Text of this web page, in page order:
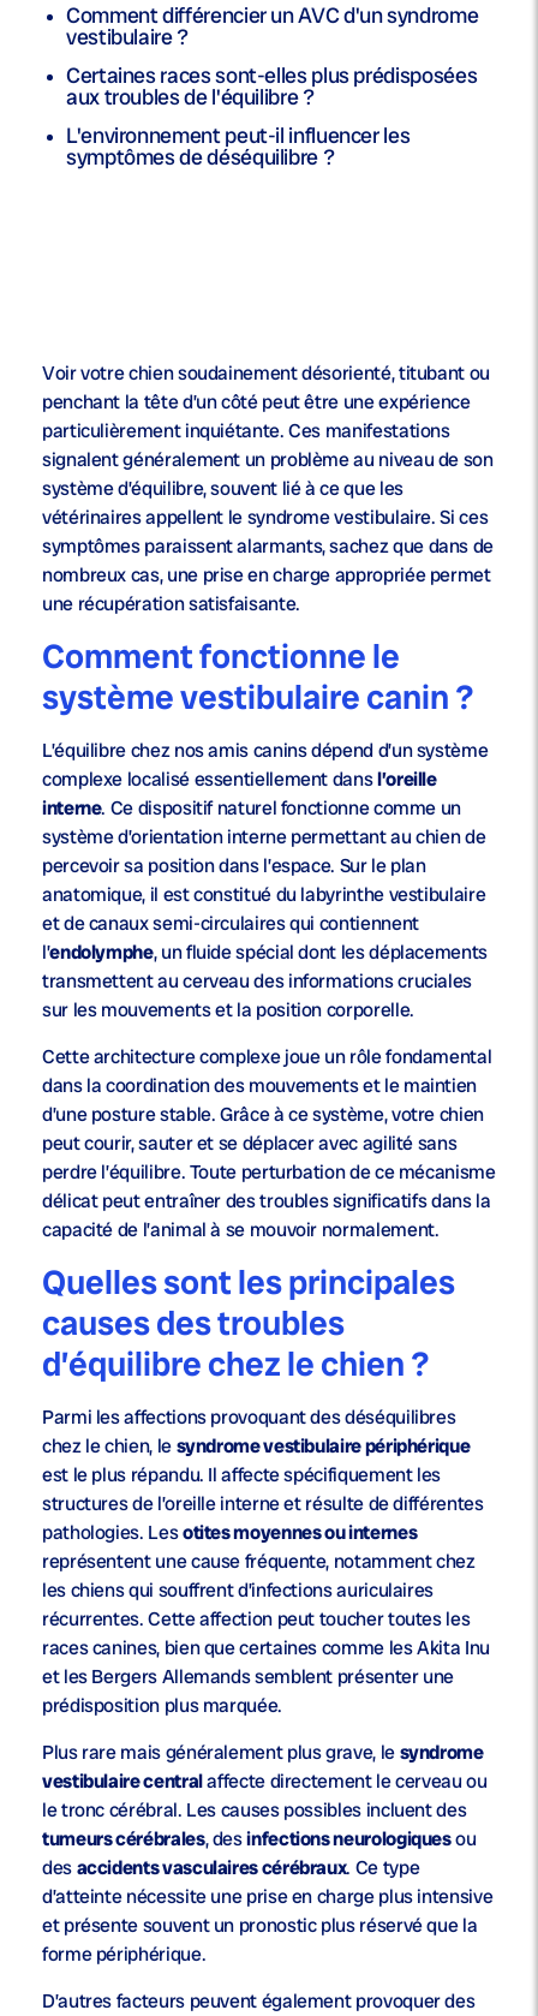
Comment différencier un AVC d'un syndrome
vestibulaire ?
Certaines races sont-elles plus prédisposées
aux troubles de l'équilibre ?
L'environnement peut-il influencer les
symptômes de déséquilibre ?
Voir votre chien soudainement désorienté, titubant ou
penchant la tête d’un côté peut être une expérience
particulièrement inquiétante. Ces manifestations
signalent généralement un problème au niveau de son
système d’équilibre, souvent lié à ce que les
vétérinaires appellent le syndrome vestibulaire. Si ces
symptômes paraissent alarmants, sachez que dans de
nombreux cas, une prise en charge appropriée permet
une récupération satisfaisante.
Comment fonctionne le
système vestibulaire canin ?
L’équilibre chez nos amis canins dépend d’un système
complexe localisé essentiellement dansl’oreille
interne. Ce dispositif naturel fonctionne comme un
système d’orientation interne permettant au chien de
percevoir sa position dans l’espace. Sur le plan
anatomique, il est constitué du labyrinthe vestibulaire
et de canaux semi-circulaires qui contiennent
l’endolymphe, un fluide spécial dont les déplacements
transmettent au cerveau des informations cruciales
sur les mouvements et la position corporelle.
Cette architecture complexe joue un rôle fondamental
dans la coordination des mouvements et le maintien
d’une posture stable. Grâce à ce système, votre chien
peut courir, sauter et se déplacer avec agilité sans
perdre l’équilibre. Toute perturbation de ce mécanisme
délicat peut entraîner des troubles significatifs dans la
capacité de l’animal à se mouvoir normalement.
Quelles sont les principales
causes des troubles
d’équilibre chez le chien ?
Parmi les affections provoquant des déséquilibres
chez le chien, lesyndrome vestibulaire périphérique
est le plus répandu. Il affecte spécifiquement les
structures de l’oreille interne et résulte de différentes
pathologies. Lesotites moyennes ou internes
représentent une cause fréquente, notamment chez
les chiens qui souffrent d’infections auriculaires
récurrentes. Cette affection peut toucher toutes les
races canines, bien que certaines comme les Akita Inu
et les Bergers Allemands semblent présenter une
prédisposition plus marquée.
Plus rare mais généralement plus grave, lesyndrome
vestibulaire centralaffecte directement le cerveau ou
le tronc cérébral. Les causes possibles incluent des
tumeurs cérébrales, desinfections neurologiquesou
desaccidents vasculaires cérébraux. Ce type
d’atteinte nécessite une prise en charge plus intensive
et présente souvent un pronostic plus réservé que la
forme périphérique.
D’autres facteurs peuvent également provoquer des